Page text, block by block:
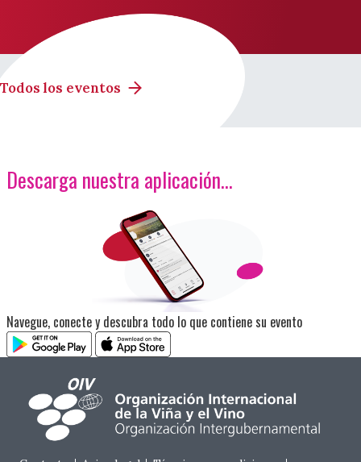
Todos los eventos
Descarga nuestra aplicación…
<p>Imagen</p>
Navegue, conecte y descubra todo lo que contiene su evento